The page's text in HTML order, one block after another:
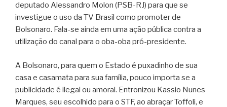
deputado Alessandro Molon (PSB-RJ) para que se
investigue o uso da TV Brasil como promoter de
Bolsonaro. Fala-se ainda em uma ação pública contra a
utilização do canal para o oba-oba pró-presidente.
A Bolsonaro, para quem o Estado é puxadinho de sua
casa e casamata para sua família, pouco importa se a
publicidade é ilegal ou amoral. Entronizou Kassio Nunes
Marques, seu escolhido para o STF, ao abraçar Toffoli, e